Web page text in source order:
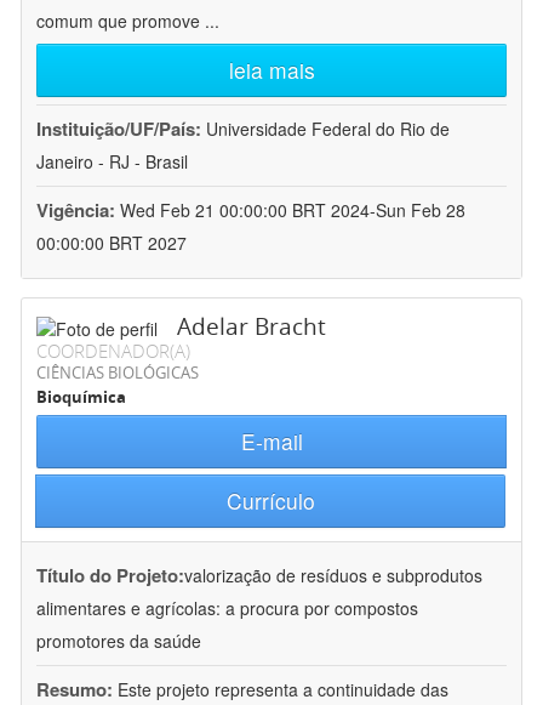
comum que promove ...
leia mais
Instituição/UF/País: Universidade Federal do Rio de
Janeiro - RJ - Brasil
Vigência: Wed Feb 21 00:00:00 BRT 2024-Sun Feb 28
00:00:00 BRT 2027
Adelar Bracht
COORDENADOR(A)
CIÊNCIAS BIOLÓGICAS
Bioquímica
E-mail
Currículo
Título do Projeto:valorização de resíduos e subprodutos
alimentares e agrícolas: a procura por compostos
promotores da saúde
Resumo: Este projeto representa a continuidade das